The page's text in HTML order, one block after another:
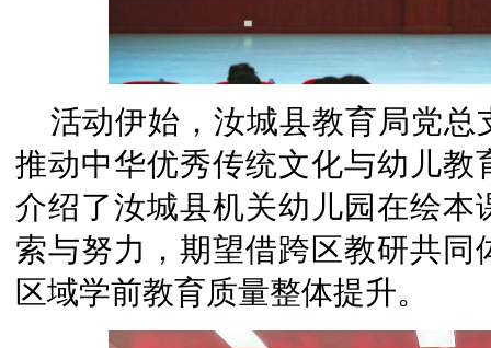
活动伊始，汝城县教育局党
推动中华优秀传统文化与幼儿
介绍了汝城县机关幼儿园在绘
索与努力，期望借跨区教研共
区域学前教育质量整体提升。